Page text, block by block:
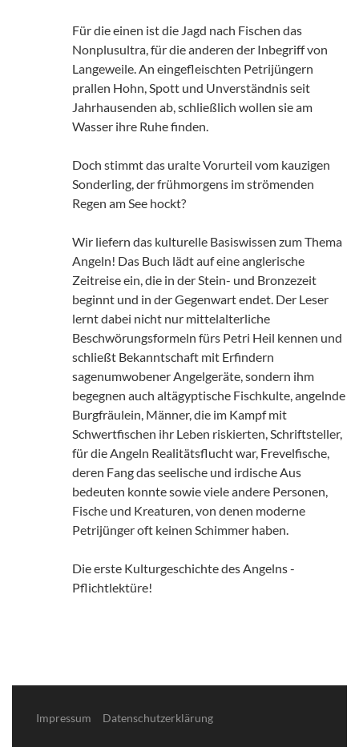
Für die einen ist die Jagd nach Fischen das
Nonplusultra, für die anderen der Inbegriff von
Langeweile. An eingefleischten Petrijüngern
prallen Hohn, Spott und Unverständnis seit
Jahrhausenden ab, schließlich wollen sie am
Wasser ihre Ruhe finden.
Doch stimmt das uralte Vorurteil vom kauzigen
Sonderling, der frühmorgens im strömenden
Regen am See hockt?
Wir liefern das kulturelle Basiswissen zum Thema
Angeln! Das Buch lädt auf eine anglerische
Zeitreise ein, die in der Stein- und Bronzezeit
beginnt und in der Gegenwart endet. Der Leser
lernt dabei nicht nur mittelalterliche
Beschwörungsformeln fürs Petri Heil kennen und
schließt Bekanntschaft mit Erfindern
sagenumwobener Angelgeräte, sondern ihm
begegnen auch altägyptische Fischkulte, angelnde
Burgfräulein, Männer, die im Kampf mit
Schwertfischen ihr Leben riskierten, Schriftsteller,
für die Angeln Realitätsflucht war, Frevelfische,
deren Fang das seelische und irdische Aus
bedeuten konnte sowie viele andere Personen,
Fische und Kreaturen, von denen moderne
Petrijünger oft keinen Schimmer haben.
Die erste Kulturgeschichte des Angelns -
Pflichtlektüre!
Impressum Datenschutzerklärung